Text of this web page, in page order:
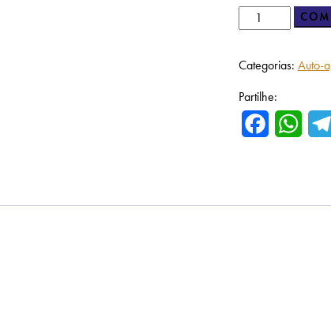
Categorias: Auto-
Partilhe:
Facebook